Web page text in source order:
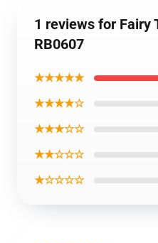
1 reviews for Fairy
RB0607
★★★★★
★★★★☆
★★★☆☆
★★☆☆☆
★☆☆☆☆